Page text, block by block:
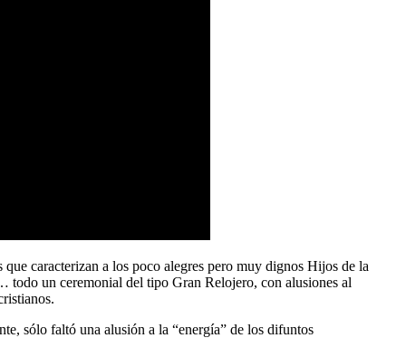
caracterizan a los poco alegres pero muy dignos Hijos de la
todo un ceremonial del tipo Gran Relojero, con alusiones al
sólo faltó una alusión a la “energía” de los difuntos